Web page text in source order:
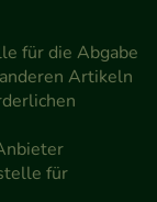
für die Abgabe
Artikeln
für